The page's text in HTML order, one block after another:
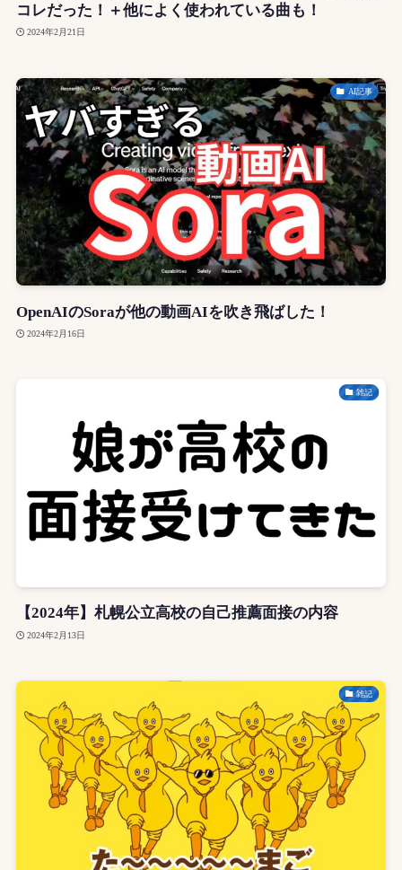
コレだった！＋他によく使われている曲も！
2024年2月21日
AI記事
OpenAIのSoraが他の動画AIを吹き飛ばした！
2024年2月16日
雑記
【2024年】札幌公立高校の自己推薦面接の内容
2024年2月13日
雑記